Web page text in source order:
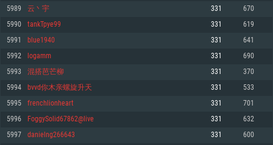
프로세서: 2.2 GHz 듀얼코어 이상
메모리: 4GB
그래픽 카드: DirectX 11 이상을 지원하는 AMD Radeon 77XX / NVIDIA
GeForce GT 660. 최소 사양 해상도: 720p
네트워크: 브로드밴드 인터넷
여유 저장 공간: 22.1 GB (최소 클라이언트)
권장 사양
프로세서: 최소 2.2 GHz의 Core i5 (Intel Xeon 은 지원하지 않습니다)
메모리: 6 GB
그래픽 카드: Metal 을 지원하는 Intel Iris Pro 5200 (Mac), 혹은 이와 비슷한 성
능을 가지는 Mac 버전의 AMD/Nvidia. 최소 해상도: 720p
네트워크: 브로드밴드 인터넷
여유 저장 공간: 22.1 GB (최소 클라이언트)
권장 사양
프로세서: 2.4 GHz 듀얼코어
메모리: 4 GB
그래픽 카드: Vulkan 을 지원하고, 최신 그래픽 드라이버를 지원하는 NVIDIA
660 (6개월 미만) 혹은 그와 동급의 성능을 가지며 최신 그래픽 드라이버를 지
원하는 AMD (6개월 미만; 최소사양 지원 해상도 720p)
네트워크: 브로드밴드 인터넷
여유 저장 공간: 22.1 GB (최소 클라이언트)
권장 사양
운영체제: Ubuntu 20.04 64bit
5989 云丶宇 331 670
5990 tankTpye99 331 619
5991 blue1940 331 641
5992 logamm 331 690
5993 混搭芭芒柳 331 370
5994 bvvd你木亲螺旋升天 331 533
5995 frenchlionheart 331 701
5996 FoggySolid67862@live 331 632
5997 danielng266643 331 600